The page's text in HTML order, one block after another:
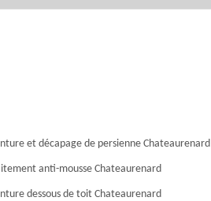
et décapage de persienne Chateaurenard
anti-mousse Chateaurenard
dessous de toit Chateaurenard